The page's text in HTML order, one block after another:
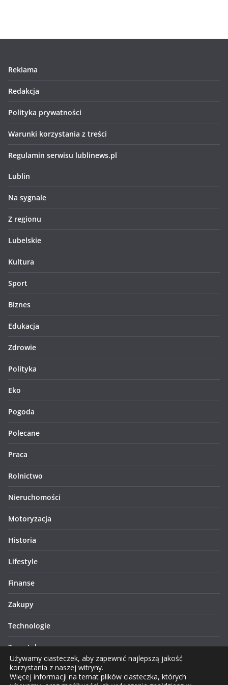
Reklama
Redakcja
Polityka prywatności
Warunki korzystania z treści
Regulamin serwisu lublinews.pl
Lublin
Na sygnale
Z regionu
Lubelskie
Kultura
Sport
Biznes
Edukacja
Zdrowie
Polityka
Eko
Pogoda
Polecane
Praca
Rolnictwo
Nieruchomości
Motoryzacja
Historia
Lifestyle
Finanse
Zakupy
Technologie
Turystyka
Używamy ciasteczek, aby zapewnić najlepszą jakość
korzystania z naszej witryny.
Więcej informacji na temat plików ciasteczka, których